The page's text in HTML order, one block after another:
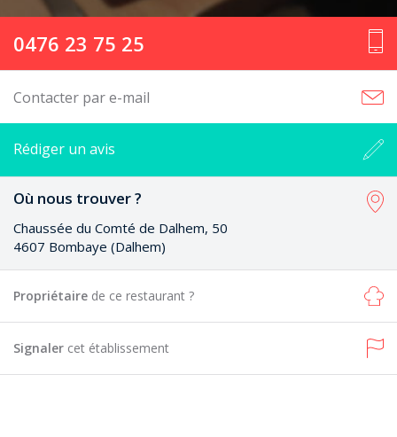
0476 23 75 25
Contacter par e-mail
Rédiger un avis
Où nous trouver ?
Chaussée du Comté de Dalhem, 50
4607 Bombaye (Dalhem)
Propriétaire de ce restaurant ?
Signaler cet établissement